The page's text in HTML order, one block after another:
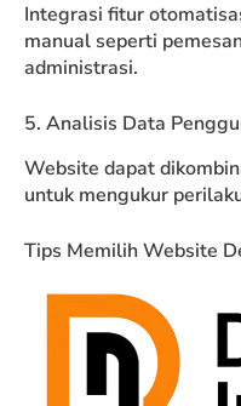
Integrasi fitur
manual seperti
administrasi.
5. Analisis Data
Website dapat
untuk mengukur
Tips Memilih Website